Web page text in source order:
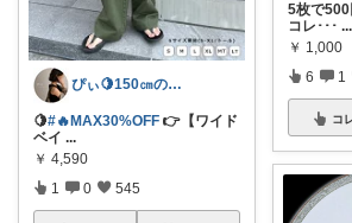
ぴぃ🍋150㎝の心地いい暮らし🧺ˊ˗
🍋#🔥MAX30%OFF 👉【ワイド
ベイ ...
￥ 4,590
1 0 545
5枚で500
コレ･･･ ...
￥ 1,000
6 1
コ